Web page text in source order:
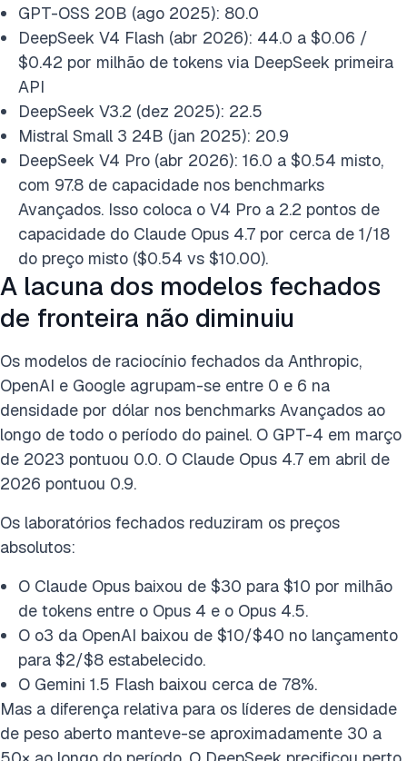
GPT-OSS 20B (ago 2025): 80.0
DeepSeek V4 Flash (abr 2026): 44.0 a $0.06 /
$0.42 por milhão de tokens via DeepSeek primeira
API
DeepSeek V3.2 (dez 2025): 22.5
Mistral Small 3 24B (jan 2025): 20.9
DeepSeek V4 Pro (abr 2026): 16.0 a $0.54 misto,
com 97.8 de capacidade nos benchmarks
Avançados. Isso coloca o V4 Pro a 2.2 pontos de
capacidade do Claude Opus 4.7 por cerca de 1/18
do preço misto ($0.54 vs $10.00).
A lacuna dos modelos fechados
de fronteira não diminuiu
Os modelos de raciocínio fechados da Anthropic,
OpenAI e Google agrupam-se entre 0 e 6 na
densidade por dólar nos benchmarks Avançados ao
longo de todo o período do painel. O GPT-4 em março
de 2023 pontuou 0.0. O Claude Opus 4.7 em abril de
2026 pontuou 0.9.
Os laboratórios fechados reduziram os preços
absolutos:
O Claude Opus baixou de $30 para $10 por milhão
de tokens entre o Opus 4 e o Opus 4.5.
O o3 da OpenAI baixou de $10/$40 no lançamento
para $2/$8 estabelecido.
O Gemini 1.5 Flash baixou cerca de 78%.
Mas a diferença relativa para os líderes de densidade
de peso aberto manteve-se aproximadamente 30 a